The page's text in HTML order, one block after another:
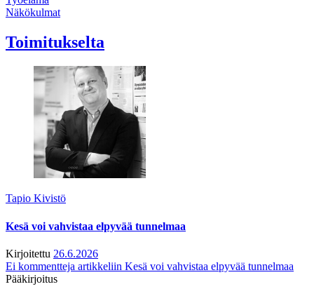
Näkökulmat
Toimitukselta
Tapio Kivistö
Kesä voi vahvistaa elpyvää tunnelmaa
Kirjoitettu 26.6.2026
Ei kommentteja artikkeliin Kesä voi vahvistaa elpyvää tunnelmaa
Pääkirjoitus